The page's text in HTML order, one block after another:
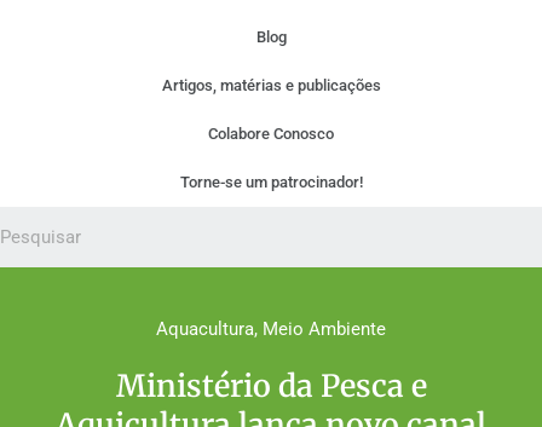
Blog
Artigos, matérias e publicações
Colabore Conosco
Torne-se um patrocinador!
Aquacultura, Meio Ambiente
Ministério da Pesca e